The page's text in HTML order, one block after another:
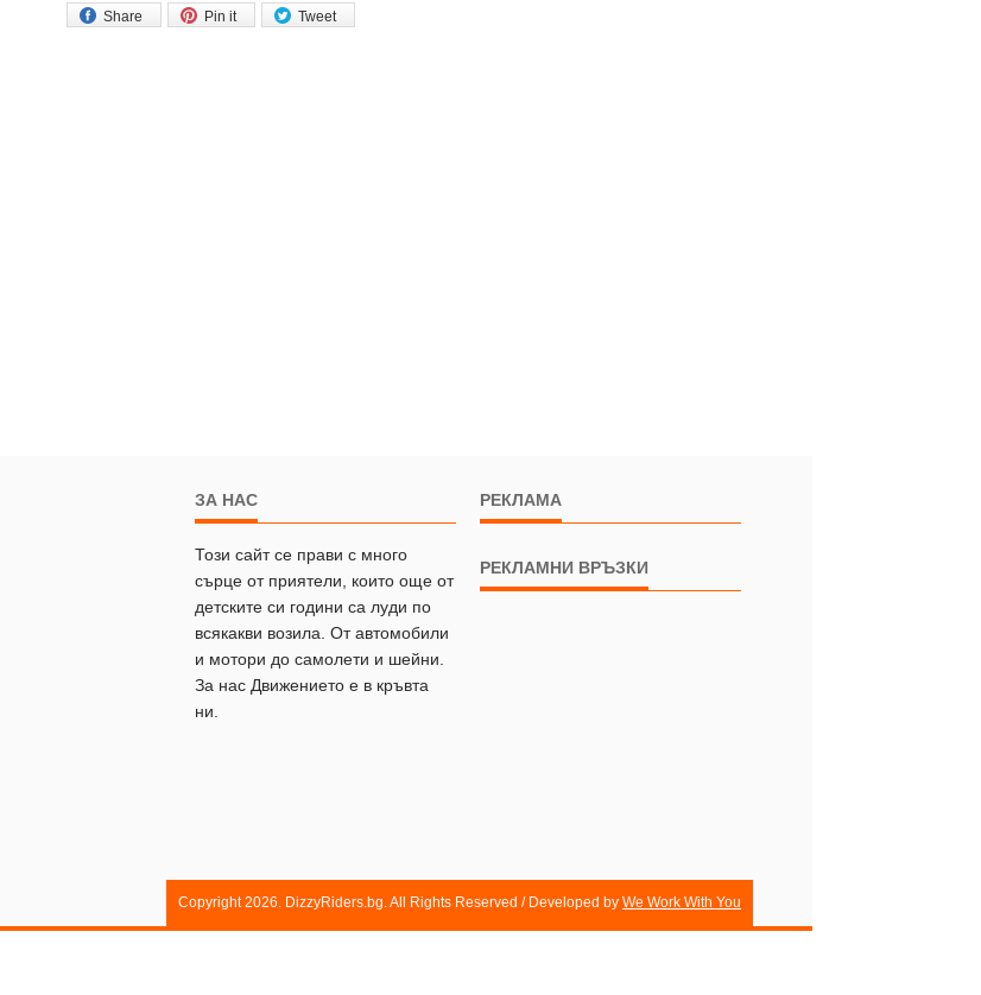
Tweet
Pin it
Share
ЗА НАС
Този сайт се прави с много
сърце от приятели, които още от
детските си години са луди по
всякакви возила. От автомобили
и мотори до самолети и шейни.
За нас Движението е в кръвта
ни.
РЕКЛАМА
РЕКЛАМНИ ВРЪЗКИ
Copyright 2026. DizzyRiders.bg. All Rights Reserved / Developed by We Work With You